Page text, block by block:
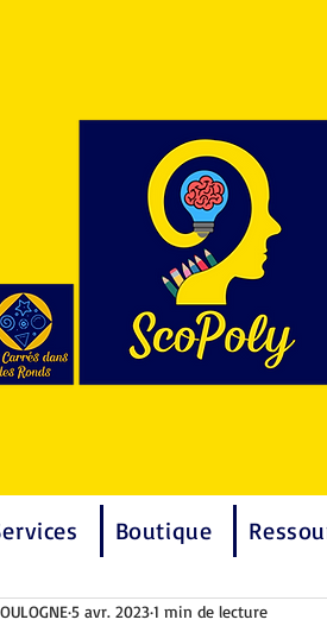
Boutique
5 avr. 20231 min de lecture